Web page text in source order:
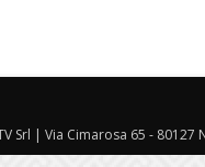
Srl | Via Cimarosa 65 - 80127